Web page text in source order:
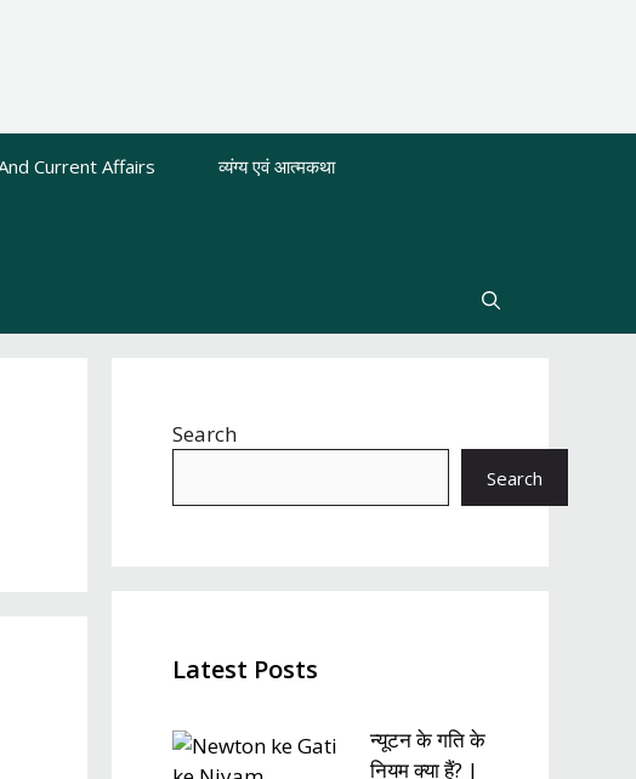
Current Affairs व्यंग्य एवं आत्मकथा
Search
Search
Latest Posts
न्यूटन के गति के
नियम क्या हैं? |